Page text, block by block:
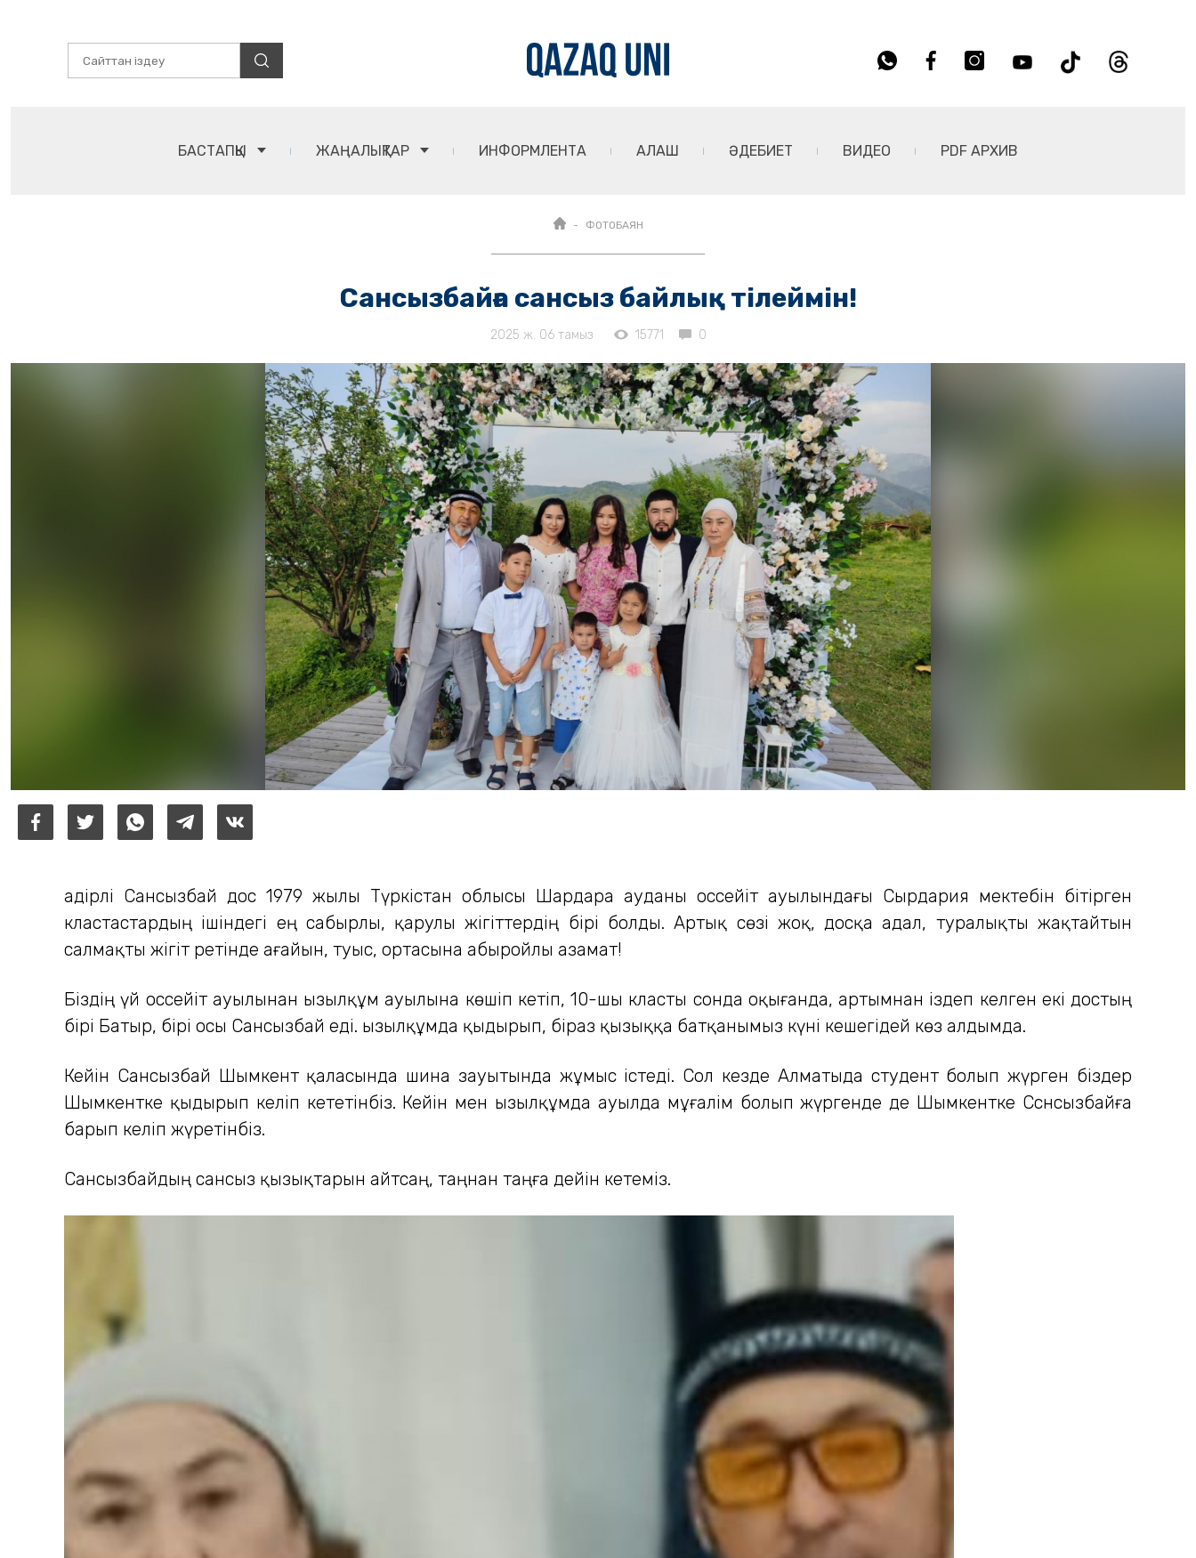
БАСТАПҚЫ ЖАҢАЛЫҚТАР ИНФОРМЛЕНТА АЛАШ ӘДЕБИЕТ ВИДЕО PDF АРХИВ
ФОТОБАЯН
Сансызбайға сансыз байлық тілеймін!
2025 ж. 06 тамыз 15771 0
Қадірлі Сансызбай дос 1979 жылы Түркістан облысы Шардара ауданы Қоссейіт ауылындағы Сырдария мектебін бітірген
кластастардың ішіндегі ең сабырлы, қарулы жігіттердің бірі болды. Артық сөзі жоқ, досқа адал, туралықты жақтайтын
салмақты жігіт ретінде ағайын, туыс, ортасына абыройлы азамат!
Біздің үй Қоссейіт ауылынан Қызылқұм ауылына көшіп кетіп, 10-шы класты сонда оқығанда, артымнан іздеп келген екі достың
бірі Батыр, бірі осы Сансызбай еді. Қызылқұмда қыдырып, біраз қызыққа батқанымыз күні кешегідей көз алдымда.
Кейін Сансызбай Шымкент қаласында шина зауытында жұмыс істеді. Сол кезде Алматыда студент болып жүрген біздер
Шымкентке қыдырып келіп кететінбіз. Кейін мен Қызылқұмда ауылда мұғалім болып жүргенде де Шымкентке Сснсызбайға
барып келіп жүретінбіз.
Сансызбайдың сансыз қызықтарын айтсаң, таңнан таңға дейін кетеміз.